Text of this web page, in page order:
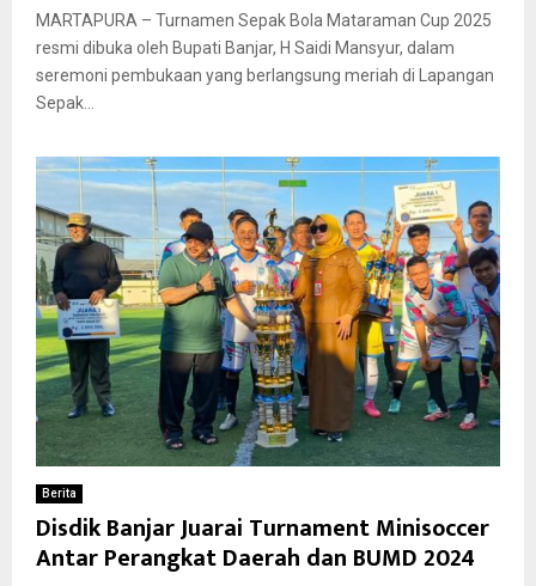
MARTAPURA – Turnamen Sepak Bola Mataraman Cup 2025
resmi dibuka oleh Bupati Banjar, H Saidi Mansyur, dalam
seremoni pembukaan yang berlangsung meriah di Lapangan
Sepak...
Berita
Disdik Banjar Juarai Turnament Minisoccer
Antar Perangkat Daerah dan BUMD 2024